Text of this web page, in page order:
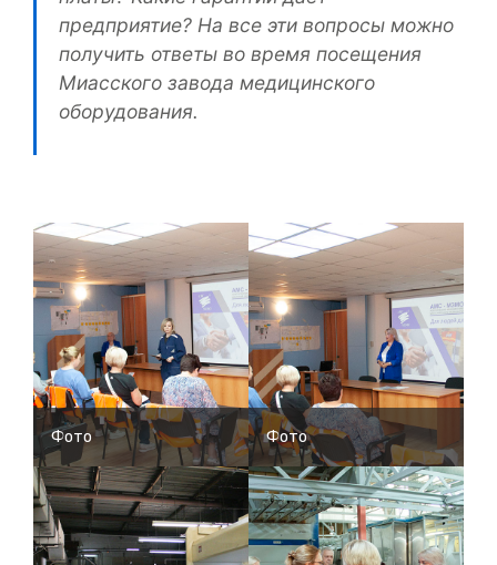
предприятие? На все эти вопросы можно
получить ответы во время посещения
Миасского завода медицинского
оборудования.
Фото Фото